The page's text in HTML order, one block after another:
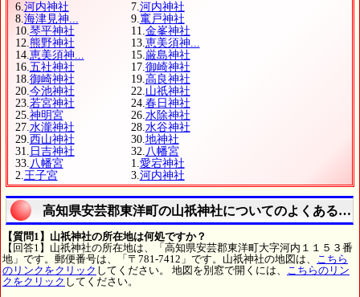
6.河内神社 7.河内神社
8.海津見神... 9.竃戸神社
10.琴平神社 11.金峯神社
12.熊野神社 13.恵美須神...
14.恵美須神... 15.厳島神社
16.五社神社 17.御崎神社
18.御崎神社 19.高良神社
20.今池神社 22.山祇神社
23.若宮神社 24.春日神社
25.神明宮 26.水除神社
27.水瀧神社 28.水谷神社
29.西山神社 30.地神社
31. 日吉神社 32.八幡宮
33.八幡宮 1.愛宕神社
2.王子宮 3.河内神社
高知県安芸郡東洋町の山祇神社についてのよくある質
【質問1】山祇神社の所在地は何処ですか？
【回答1】山祇神社の所在地は、「高知県安芸郡東洋町大字河内１１５３番
地」です。郵便番号は、「〒781-7412」です。山祇神社の地図は、 こちら
のリンクをクリック してください。 地図を別窓で開くには、 こちらのリン
クをクリック してください。